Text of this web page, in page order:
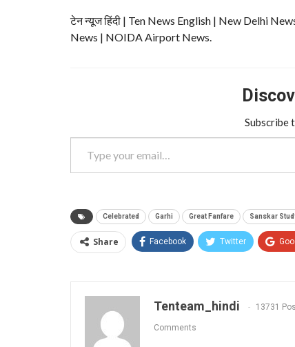
टेन न्यूज हिंदी | Ten News English | New Delhi
News | NOIDA Airport News.
Subscribe
Type your email…
Celebrated Garhi Great Fanfare Sanskar
Share Facebook Twitter
Tenteam_hindi 13731
Comments